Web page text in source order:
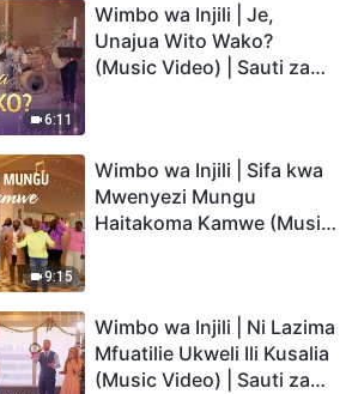
6:11
Wimbo wa Injili | Je,
Unajua Wito Wako?
(Music Video) | Sauti za
9:15
Wimbo wa Injili | Sifa kwa
Mwenyezi Mungu
Haitakoma Kamwe (Music
Wimbo wa Injili | Ni Lazima
Mfuatilie Ukweli Ili Kusalia
(Music Video) | Sauti za